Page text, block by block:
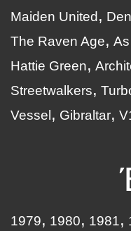
Maiden United
The Raven Age
Hattie Green
Streetwalkers
Vessel
Gibraltar
1979 1980 1981